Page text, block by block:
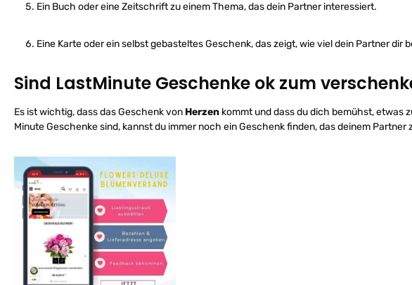
Ein Buch oder eine Zeitschrift zu einem Thema, das dein Partner interessiert.
Eine Karte oder ein selbst gebasteltes Geschenk, das zeigt, wie viel dein Partner dir
Sind LastMinute Geschenke ok zum
Es ist wichtig, dass das Geschenk von Herzen kommt und dass du dich bemühst, etwas
Minute Geschenke sind, kannst du immer noch ein Geschenk finden, das deinem